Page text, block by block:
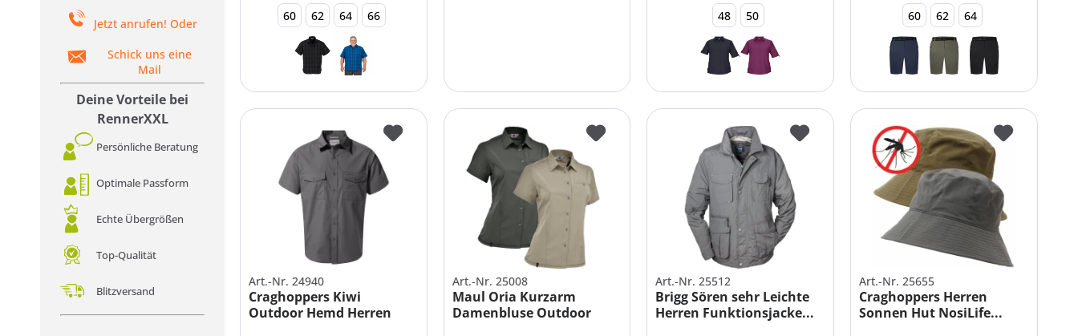
Jetzt anrufen! Oder
Schick uns eine
Mail
Deine Vorteile bei
RennerXXL
Persönliche Beratung
Optimale Passform
Echte Übergrößen
Top-Qualität
Blitzversand
60 62 64 66 48 50 60 62 64
Art.-Nr. 24940
Craghoppers Kiwi
Outdoor Hemd Herren
Art.-Nr. 25008
Maul Oria Kurzarm
Damenbluse Outdoor
Art.-Nr. 25512
Brigg Sören sehr Leichte
Herren Funktionsjacke...
Art.-Nr. 25655
Craghoppers Herren
Sonnen Hut NosiLife...